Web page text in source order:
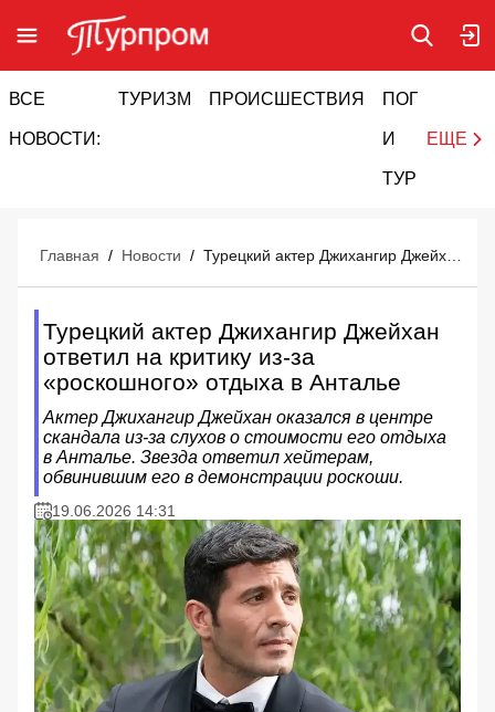
ВСЕ
НОВОСТИ:
ТУРИЗМ ПРОИСШЕСТВИЯ ПОГОДА
И
ТУРИЗМ
ЕЩЕ
Главная / Новости /
Турецкий актер Джихангир Джейхан
ответил на критику из-за
«роскошного» отдыха в Анталье
Актер Джихангир Джейхан оказался в центре
скандала из-за слухов о стоимости его отдыха
в Анталье. Звезда ответил хейтерам,
обвинившим его в демонстрации роскоши.
19.06.2026 14:31